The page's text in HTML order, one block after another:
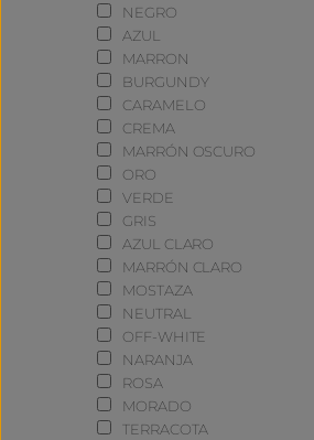
NEGRO
AZUL
MARRON
BURGUNDY
CARAMELO
CREMA
MARRÓN OSCURO
ORO
VERDE
GRIS
AZUL CLARO
MARRÓN CLARO
MOSTAZA
NEUTRAL
OFF-WHITE
NARANJA
ROSA
MORADO
TERRACOTA